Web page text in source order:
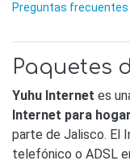
Preguntas frecuentes
Paquetes
Yuhu Internet es
Internet para hogar
parte de Jalisco. El
telefónico o ADSL